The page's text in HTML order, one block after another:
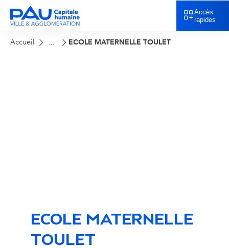
Accès
rapides
Accueil ... ECOLE MATERNELLE TOULET
ECOLE MATERNELLE
TOULET